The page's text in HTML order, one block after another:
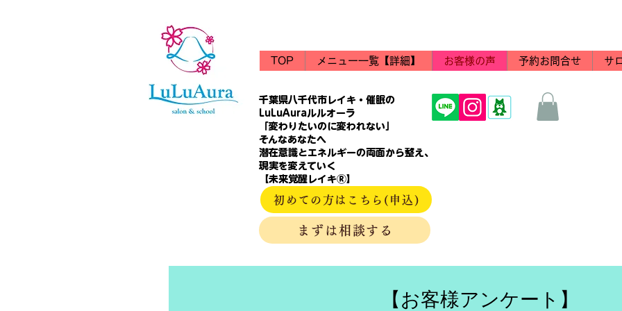
TOP メニュー一覧【詳細】 お客様の声 予約お問合せ サ
千葉県八千代市レイキ・催眠の
LuLuAuraルルオーラ
「変わりたいのに変われない」
そんなあなたへ
潜在意識とエネルギーの両面から整え、
現実を変えていく
【未来覚醒レイキⓇ】
初めての方はこちら(申込)
まずは相談する
【お客様アンケート】